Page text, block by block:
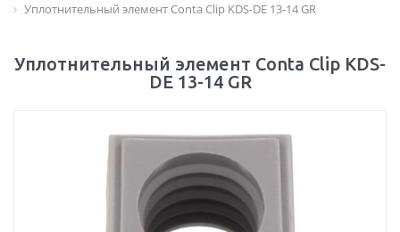
Уплотнительный элемент Conta Clip KDS-DE 13-14 GR
Уплотнительный элемент Conta Clip KDS-
DE 13-14 GR